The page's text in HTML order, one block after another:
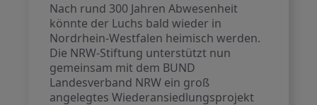
Nach rund 300 Jahren Abwesenheit
könnte der Luchs bald wieder in
Nordrhein-Westfalen heimisch werden.
Die NRW-Stiftung unterstützt nun
gemeinsam mit dem BUND
Landesverband NRW ein groß
angelegtes Wiederansiedlungsprojekt